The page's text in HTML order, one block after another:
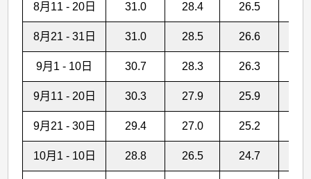
8月11 - 20日 31.0 28.4 26.5
8月21 - 31日 31.0 28.5 26.6
9月1 - 10日 30.7 28.3 26.3
9月11 - 20日 30.3 27.9 25.9
9月21 - 30日 29.4 27.0 25.2
10月1 - 10日 28.8 26.5 24.7